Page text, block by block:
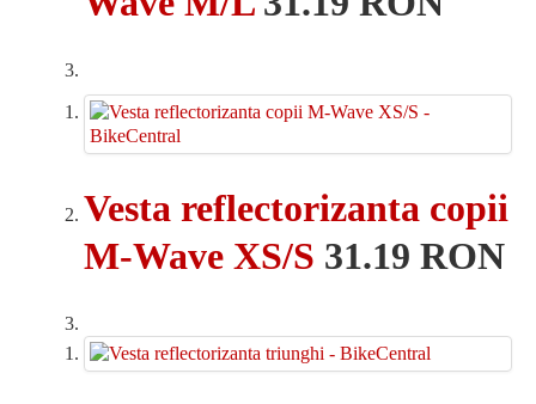
Vesta reflectorizanta copii
M-Wave XS/S 31.19 RON